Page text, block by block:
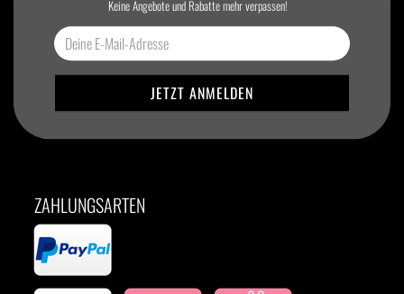
Keine Angebote und Rabatte mehr verpassen!
ZAHLUNGSARTEN